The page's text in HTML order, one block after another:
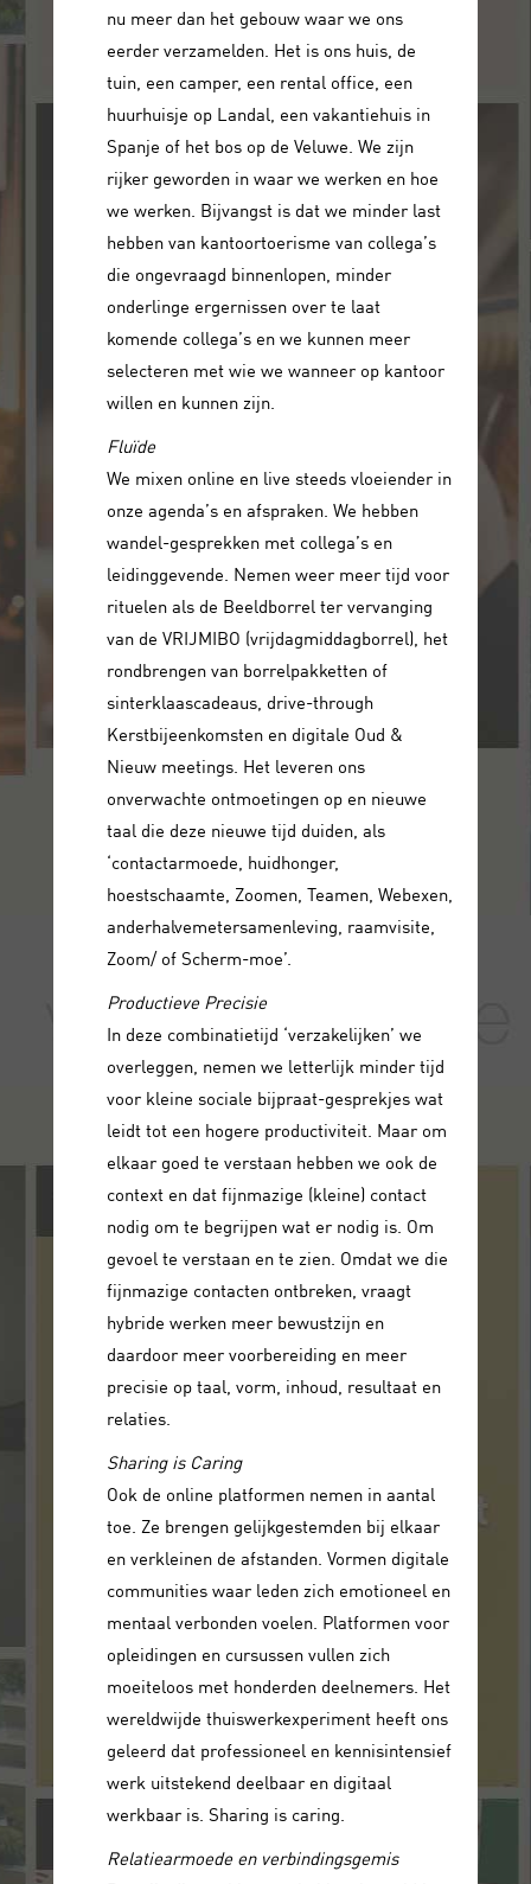
nu meer dan het gebouw waar we ons
eerder verzamelden. Het is ons huis, de
tuin, een camper, een rental office, een
huurhuisje op Landal, een vakantiehuis in
Spanje of het bos op de Veluwe. We zijn
rijker geworden in waar we werken en hoe
we werken. Bijvangst is dat we minder last
hebben van kantoortoerisme van collega’s
die ongevraagd binnenlopen, minder
onderlinge ergernissen over te laat
komende collega’s en we kunnen meer
selecteren met wie we wanneer op kantoor
willen en kunnen zijn.
Fluïde
We mixen online en live steeds vloeiender in
onze agenda’s en afspraken. We hebben
wandel-gesprekken met collega’s en
leidinggevende. Nemen weer meer tijd voor
rituelen als de Beeldborrel ter vervanging
van de VRIJMIBO (vrijdagmiddagborrel), het
rondbrengen van borrelpakketten of
sinterklaascadeaus, drive-through
Kerstbijeenkomsten en digitale Oud &
Nieuw meetings. Het leveren ons
onverwachte ontmoetingen op en nieuwe
taal die deze nieuwe tijd duiden, als
‘contactarmoede, huidhonger,
hoestschaamte, Zoomen, Teamen, Webexen,
anderhalvemetersamenleving, raamvisite,
Zoom/ of Scherm-moe’.
Productieve Precisie
In deze combinatietijd ‘verzakelijken’ we
overleggen, nemen we letterlijk minder tijd
voor kleine sociale bijpraat-gesprekjes wat
leidt tot een hogere productiviteit. Maar om
elkaar goed te verstaan hebben we ook de
context en dat fijnmazige (kleine) contact
nodig om te begrijpen wat er nodig is. Om
gevoel te verstaan en te zien. Omdat we die
fijnmazige contacten ontbreken, vraagt
hybride werken meer bewustzijn en
daardoor meer voorbereiding en meer
precisie op taal, vorm, inhoud, resultaat en
relaties.
Sharing is Caring
Ook de online platformen nemen in aantal
toe. Ze brengen gelijkgestemden bij elkaar
en verkleinen de afstanden. Vormen digitale
communities waar leden zich emotioneel en
mentaal verbonden voelen. Platformen voor
opleidingen en cursussen vullen zich
moeiteloos met honderden deelnemers. Het
wereldwijde thuiswerkexperiment heeft ons
geleerd dat professioneel en kennisintensief
werk uitstekend deelbaar en digitaal
werkbaar is. Sharing is caring.
Relatiearmoede en verbindingsgemis